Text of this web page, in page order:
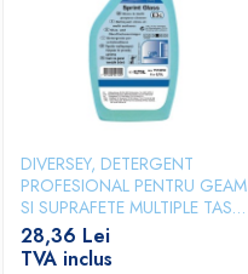
DIVERSEY, DETERGENT
PROFESIONAL PENTRU GEAM
SI SUPRAFETE MULTIPLE TASKI
SPRINT GLASS, 750 ML
28,36 Lei
TVA inclus